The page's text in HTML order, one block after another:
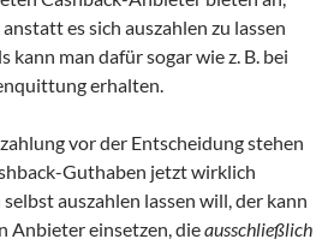
es sich auszahlen zu lassen
kann man dafür sogar wie z. B. bei
erhalten.
vor der Entscheidung stehen
Guthaben jetzt wirklich
auszahlen lassen will, der kann
Anbieter einsetzen, dieausschließlich